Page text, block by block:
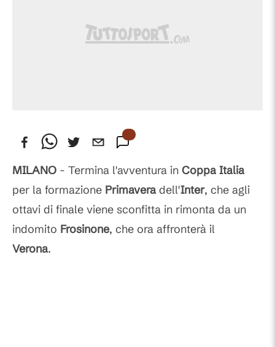
MILANO - Termina l'avventura in Coppa Italia
per la formazione Primavera dell'Inter, che agli
ottavi di finale viene sconfitta in rimonta da un
indomito Frosinone, che ora affronterà il
Verona.